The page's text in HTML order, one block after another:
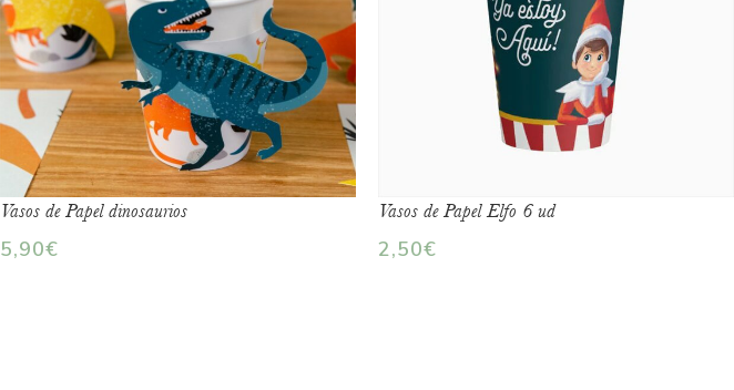
Vasos de Papel dinosaurios
5,90€
Vasos de Papel Elfo 6 ud
2,50€